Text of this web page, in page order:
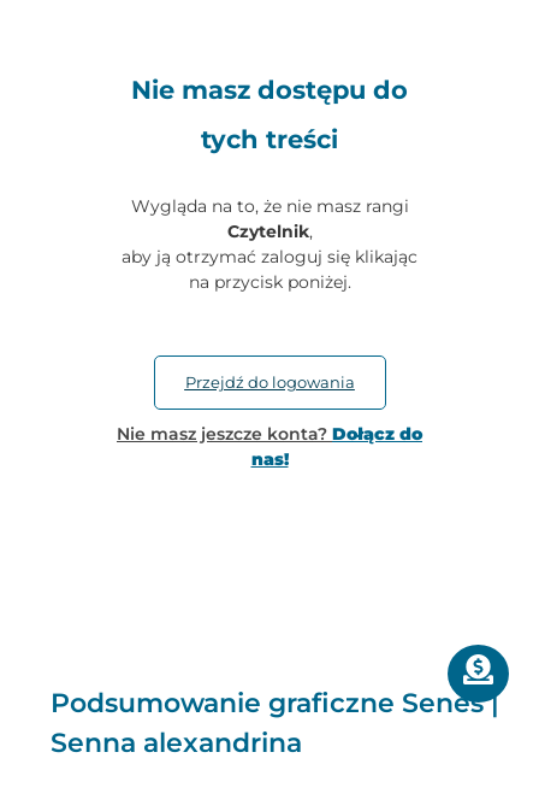
Nie masz dostępu do
tych treści
Wygląda na to, że nie masz rangi
Czytelnik,
aby ją otrzymać zaloguj się klikając
na przycisk poniżej.
Przejdź do logowania
Nie masz jeszcze konta? Dołącz do
nas!
Podsumowanie graficzne Senes |
Senna alexandrina